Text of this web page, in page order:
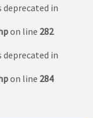
in
on line 282
in
on line 284